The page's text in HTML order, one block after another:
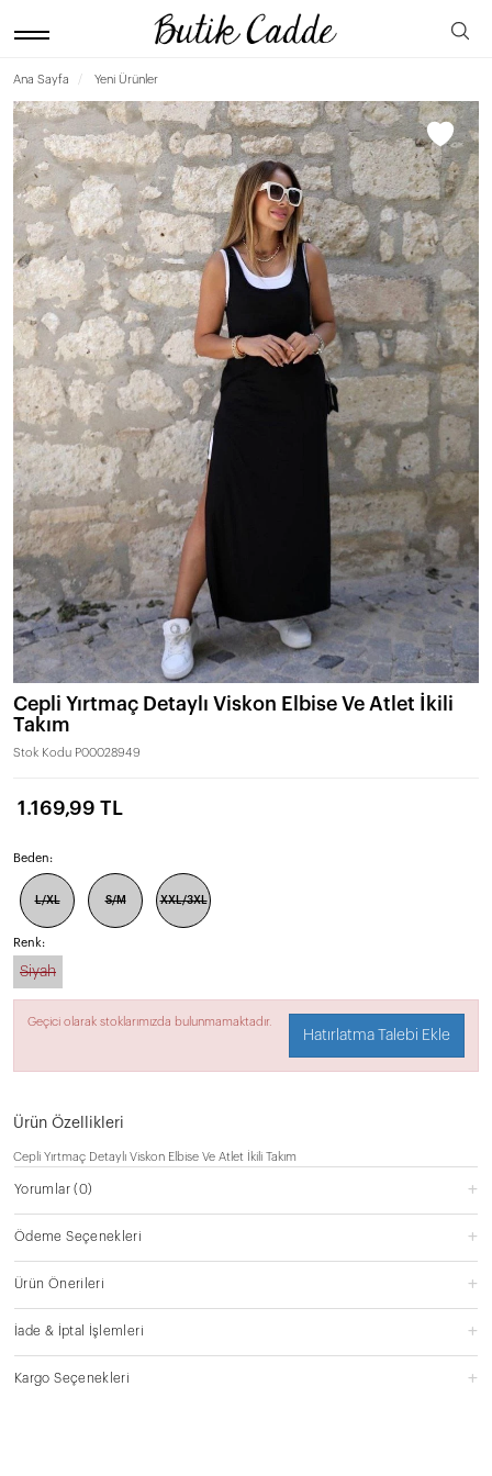
Ana Sayfa Yeni Ürünler
Cepli Yırtmaç Detaylı Viskon Elbise Ve Atlet İkili
Takım
Stok Kodu P00028949
1.169,99 TL
Beden:
L/XL S/M XXL/3XL
Renk:
Siyah
Geçici olarak stoklarımızda bulunmamaktadır.
Hatırlatma Talebi Ekle
Ürün Özellikleri
Cepli Yırtmaç Detaylı Viskon Elbise Ve Atlet İkili Takım
Yorumlar(0)
Ödeme Seçenekleri
Ürün Önerileri
İade & İptal İşlemleri
Kargo Seçenekleri